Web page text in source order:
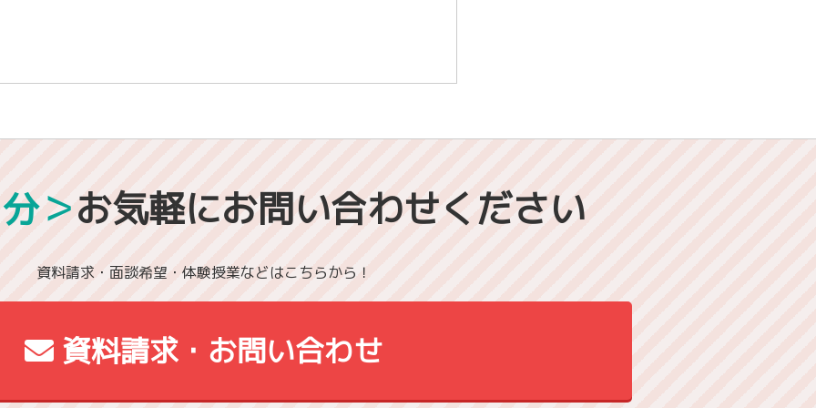
＞お気軽にお問い合わせください
資料請求・面談希望・体験授業などはこちらから！
資料請求・お問い合わせ